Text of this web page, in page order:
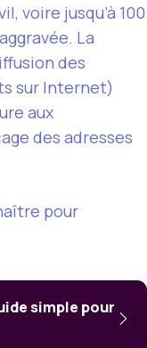
voire jusqu’à 100
La
des
sur Internet)
aux
des adresses
pour
simple pour